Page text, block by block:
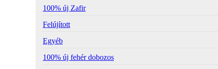
100% új Zafir
Felújított
Egyéb
100% új fehér dobozos